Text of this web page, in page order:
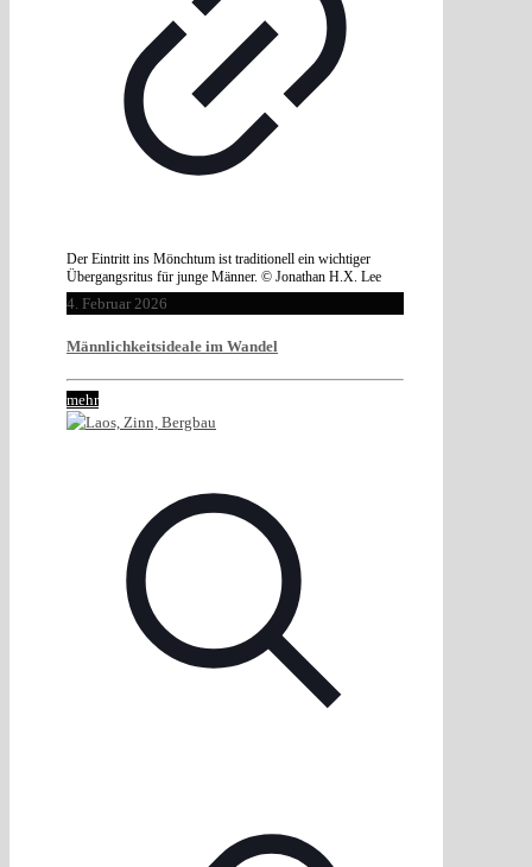
Der Eintritt ins Mönchtum ist traditionell ein wichtiger
Übergangsritus für junge Männer. © Jonathan H.X. Lee
4. Februar 2026
Männlichkeitsideale im Wandel
mehr